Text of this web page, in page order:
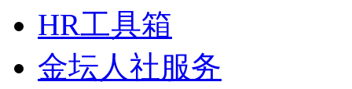
HR工具箱
金坛人社服务